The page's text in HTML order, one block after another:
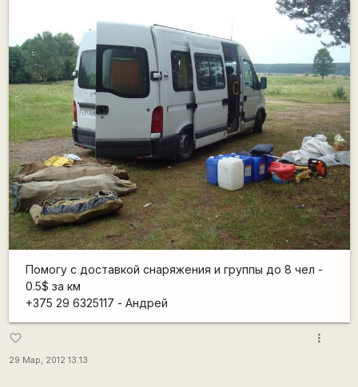
Помогу с доставкой снаряжения и группы до 8 чел -
0.5$ за км
+375 29 6325117 - Андрей
favorite_border
29 Мар, 2012 13:13
more_vert